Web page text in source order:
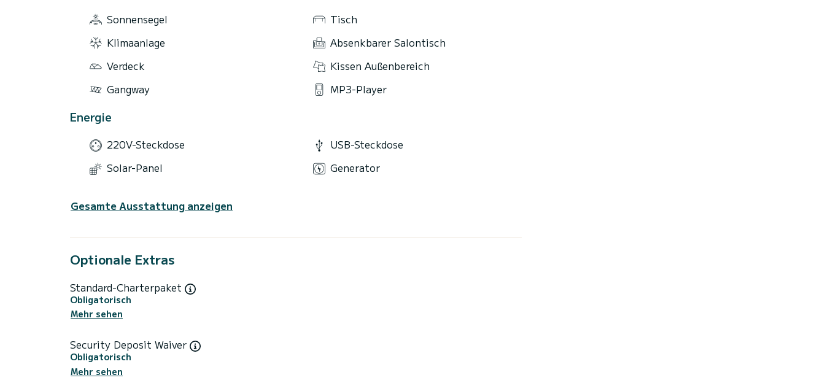
Sonnensegel
Tisch
Klimaanlage
Absenkbarer Salontisch
Verdeck
Kissen Außenbereich
Gangway
MP3-Player
Energie
220V-Steckdose
USB-Steckdose
Solar-Panel
Generator
Gesamte Ausstattung anzeigen
Optionale Extras
Standard-Charterpaket
Obligatorisch
Mehr sehen
Security Deposit Waiver
Obligatorisch
Mehr sehen